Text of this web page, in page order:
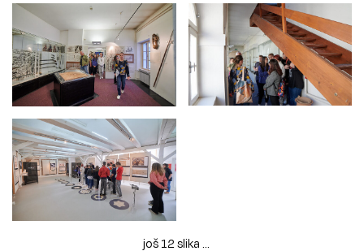
još 12 slika ...